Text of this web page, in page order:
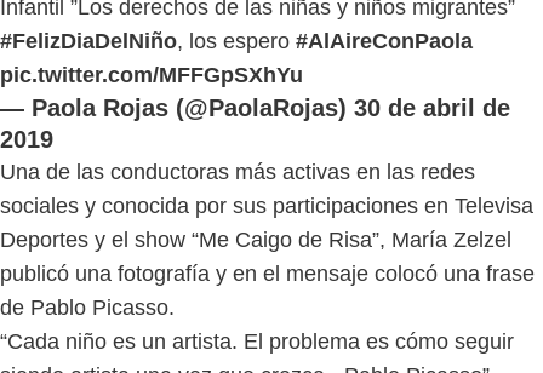
Infantil ”Los derechos de las niñas y niños migrantes”
#FelizDiaDelNiño, los espero #AlAireConPaola
pic.twitter.com/MFFGpSXhYu
— Paola Rojas (@PaolaRojas) 30 de abril de
2019
Una de las conductoras más activas en las redes
sociales y conocida por sus participaciones en Televisa
Deportes y el show “Me Caigo de Risa”, María Zelzel
publicó una fotografía y en el mensaje colocó una frase
de Pablo Picasso.
“Cada niño es un artista. El problema es cómo seguir